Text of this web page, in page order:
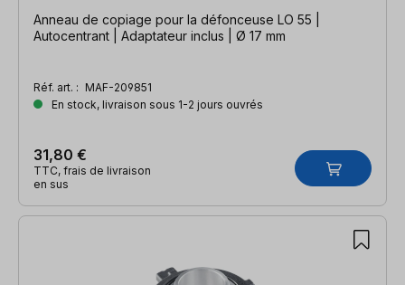
Anneau de copiage pour la défonceuse LO 55 |
Autocentrant | Adaptateur inclus | Ø 17 mm
Réf. art. : MAF-209851
En stock, livraison sous 1-2 jours ouvrés
31,80 €
TTC, frais de livraison
en sus